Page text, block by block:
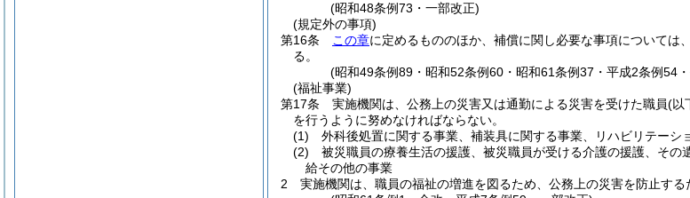
(昭和48条例73・一部改正)
(規定外の事項)
第16条
この章に定めるもののほか、補償に関し必要な事項については
る。
(昭和49条例89・昭和52条例60・昭和61条例37・平成2条例54
(福祉事業)
第17条
実施機関は、公務上の災害又は通勤による災害を受けた職員(以
を行うように努めなければならない。
(1)
外科後処置に関する事業、補装具に関する事業、リハビリテー
(2)
被災職員の療養生活の援護、被災職員が受ける介護の援護、そ
給その他の事業
2
実施機関は、職員の福祉の増進を図るため、公務上の災害を防止す